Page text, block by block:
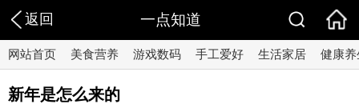
返回 一点知道
网站首页 美食营养 游戏数码 手工爱好 生活家居 健康养
新年是怎么来的